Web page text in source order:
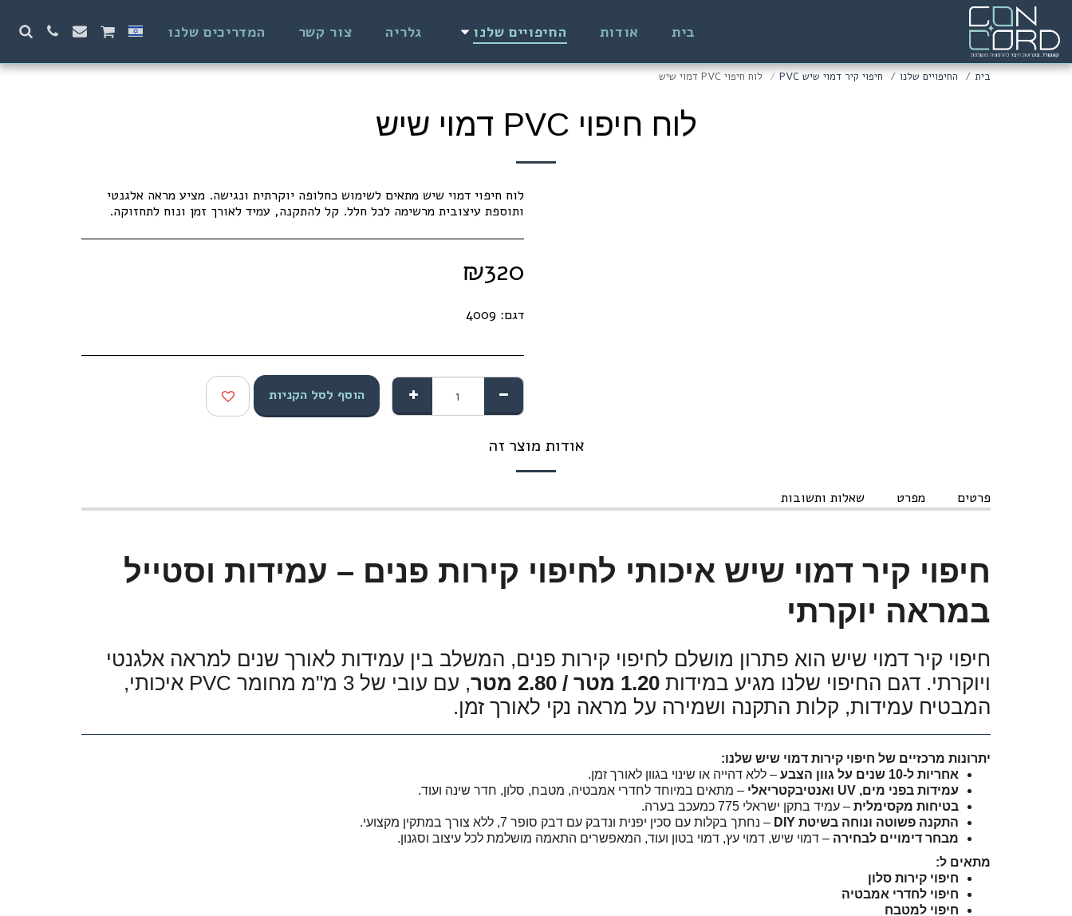
בית אודות החיפויים שלנו גלריה צור קשר המדריכים שלנו
בית החיפויים שלנו חיפוי קיר דמוי שיש PVC לוח חיפוי PVC דמוי שיש
לוח חיפוי PVC דמוי שיש
לוח חיפוי דמוי שיש מתאים לשימוש כחלופה יוקרתית ונגישה. מציע מראה אלגנטי
ותוספת עיצובית מרשימה לכל חלל. קל להתקנה, עמיד לאורך זמן ונוח לתחזוקה.
₪320
דגם: 4009
הוסף לסל הקניות
אודות מוצר זה
פרטים מפרט שאלות ותשובות
חיפוי קיר דמוי שיש איכותי לחיפוי קירות פנים – עמידות וסטייל
במראה יוקרתי
חיפוי קיר דמוי שיש הוא פתרון מושלם לחיפוי קירות פנים, המשלב בין עמידות לאורך שנים למראה אלגנטי
ויוקרתי. דגם החיפוי שלנו מגיע במידות 1.20 מטר / 2.80 מטר
, עם עובי של 3 מ"מ מחומר PVC איכותי,
המבטיח עמידות, קלות התקנה ושמירה על מראה נקי לאורך זמן.
יתרונות מרכזיים של חיפוי קירות דמוי שיש שלנו:
אחריות ל-10 שנים על גוון הצבע
– ללא דהייה או שינוי בגוון לאורך זמן.
עמידות בפני מים, UV ואנטיבקטריאלי
– מתאים במיוחד לחדרי אמבטיה, מטבח, סלון, חדר שינה ועוד.
בטיחות מקסימלית – עמיד בתקן ישראלי 775 כמעכב בערה.
התקנה פשוטה ונוחה בשיטת DIY
– נחתך בקלות עם סכין יפנית ונדבק עם דבק סופר 7, ללא צורך במתקין מקצועי.
מבחר דימויים לבחירה – דמוי שיש, דמוי עץ, דמוי בטון ועוד, המאפשרים התאמה מושלמת לכל עיצוב וסגנון.
מתאים ל:
חיפוי קירות סלון
חיפוי לחדרי אמבטיה
חיפוי למטבח